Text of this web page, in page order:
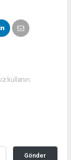
kullanın.
Gönder